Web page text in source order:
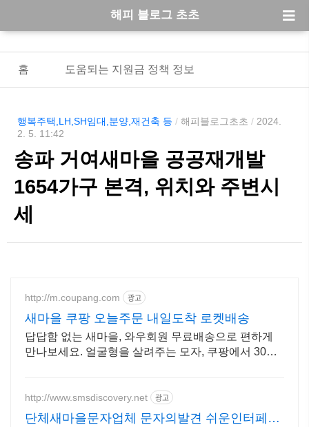
해피 블로그 초초
홈 도움되는 지원금 정책 정보
행복주택,LH,SH임대,분양,재건축 등 / 해피블로그초초 / 2024.
2. 5. 11:42
송파 거여새마을 공공재개발
1654가구 본격, 위치와 주변시
세
http://m.coupang.com 광고
새마을 쿠팡 오늘주문 내일도착 로켓배송
답답함 없는 새마을, 와우회원 무료배송으로 편하게
만나보세요. 얼굴형을 살려주는 모자, 쿠팡에서 30일
http://www.smsdiscovery.net 광고
단체새마을문자업체 문자의발견 쉬운인터페이